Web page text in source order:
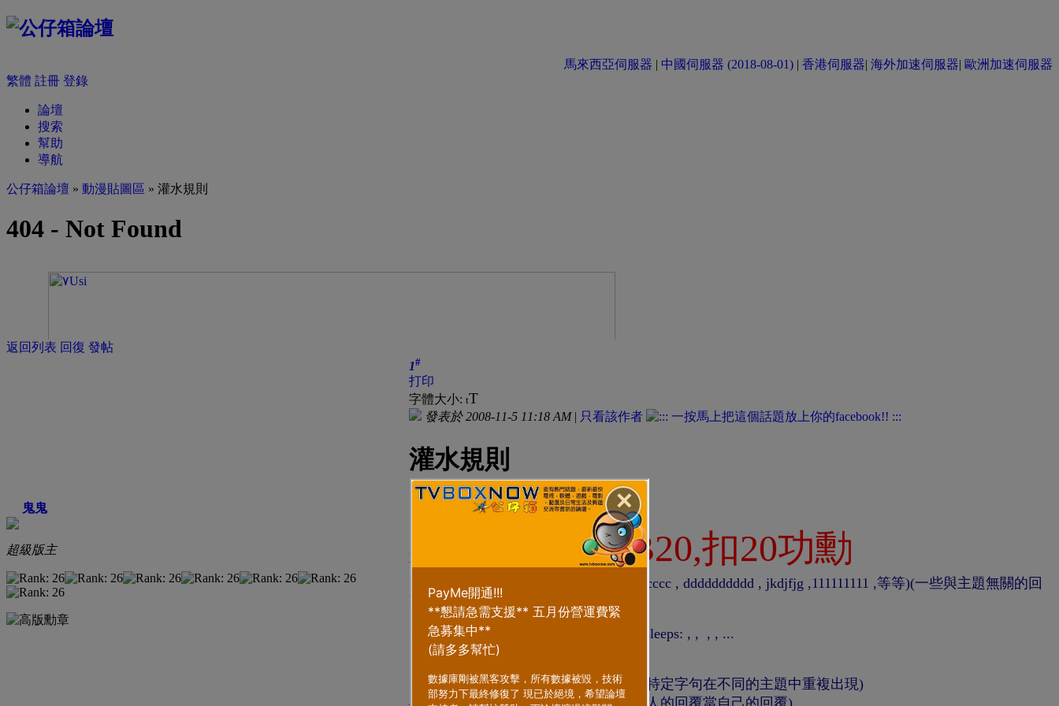
✕
馬來西亞伺服器 | 中國伺服器 (2018-08-01) | 香港伺服器| 海外加速伺服器| 歐洲加速伺服器
繁體 註冊 登錄
論壇
搜索
幫助
導航
公仔箱論壇 » 動漫貼圖區 » 灌水規則
返回列表 回復 發帖
鬼鬼
超級版主
1#
打印
字體大小: tT
發表於 2008-11-5 11:18 AM| 只看該作者
灌水規則
， 描述： 灌水一律扣TVB20,扣20功勳
灌水規則 一律扣TVB20,扣20功勳
1) 嚴禁無聊及無意思回覆 (如: OK. cccccc , dddddddddd , jkdjfjg ,111111111 ,等等)(一些與主題無關的回
覆)
2) 嚴禁只用Smiles符號作回覆 (如:lol ,:sleeps: , , , , ...
3) 嚴禁千篇一律的回覆 (同樣的回覆或特定字句在不同的主題中重複出現)